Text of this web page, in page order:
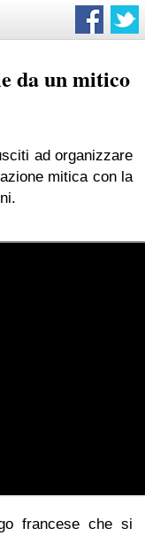
da un mitico
ad organizzare
mitica con la
francese che si